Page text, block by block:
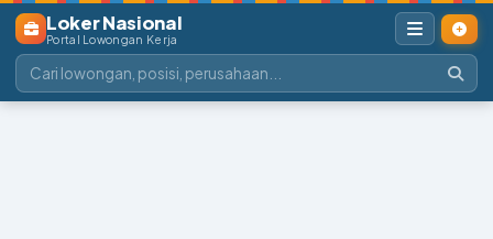
Loker Nasional
Portal Lowongan Kerja